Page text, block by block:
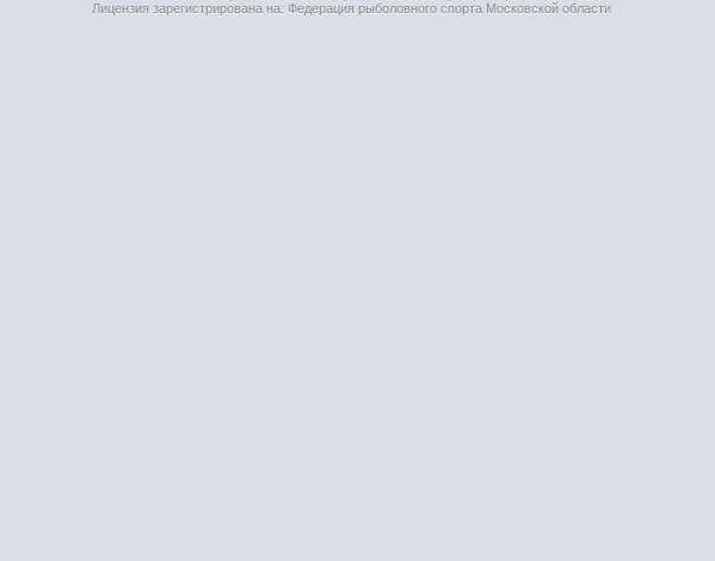
Лицензия зарегистрирована на: Федерация рыболовного спорта Московской области